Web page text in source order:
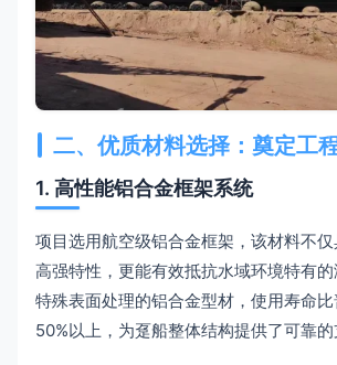
二、优质材料选择：奠定工
1. 高性能铝合金框架系统
项目选用航空级铝合金框架，该材料不
高强特性，更能有效抵抗水域环境特有
特殊表面处理的铝合金型材，使用寿命
50%以上，为趸船整体结构提供了可靠的